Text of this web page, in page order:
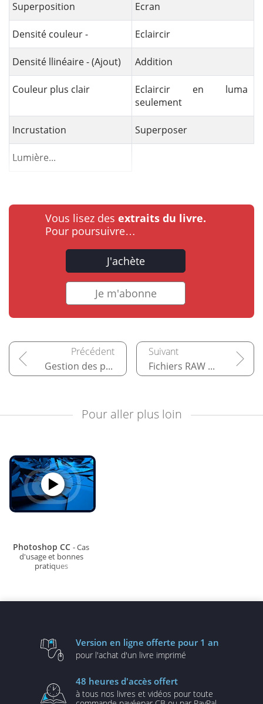
Superposition Ecran
Densité couleur - Eclaircir
Densité llinéaire - (Ajout) Addition
Couleur plus clair
Eclaircir en luma
seulement
Incrustation Superposer
Lumière...
Vous lisez des extraits du livre.
Pour poursuivre…
J'achète
Je m'abonne
Gestion des polices Fichiers RAW vers GIMP
Pour aller plus loin
Photoshop CC - Cas
d'usage et bonnes
pratiques
Version en ligne offerte pour 1 an
pour l'achat d'un livre imprimé
48 heures d'accès offert
à tous nos livres et vidéos pour toute